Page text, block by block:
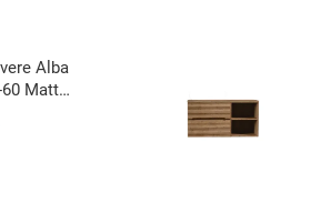
Alba
60 Matt